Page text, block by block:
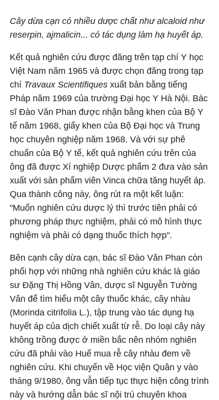
Cây dừa cạn có nhiều dược chất như alcaloid như
reserpin, ajmalicin... có tác dụng làm hạ huyết áp.
Kết quả nghiên cứu được đăng trên tạp chí Y học
Việt Nam năm 1965 và được chọn đăng trong tạp
chí Travaux Scientifiques xuất bản bằng tiếng
Pháp năm 1969 của trường Đại học Y Hà Nội. Bác
sĩ Đào Văn Phan được nhận bằng khen của Bộ Y
tế năm 1968, giấy khen của Bộ Đại học và Trung
học chuyên nghiệp năm 1968. Và với sự phê
chuẩn của Bộ Y tế, kết quả nghiên cứu trên của
ông đã được Xí nghiệp Dược phẩm 2 đưa vào sản
xuất với sản phẩm viên Vinca chữa tăng huyết áp.
Qua thành công này, ông rút ra một kết luận:
"Muốn nghiên cứu dược lý thì trước tiên phải có
phương pháp thực nghiệm, phải có mô hình thực
nghiệm và phải có dạng thuốc thích hợp".
Bên cạnh cây dừa cạn, bác sĩ Đào Văn Phan còn
phối hợp với những nhà nghiên cứu khác là giáo
sư Đặng Thị Hồng Vân, dược sĩ Nguyễn Tường
Vân để tìm hiểu một cây thuốc khác, cây nhàu
(Morinda citrifolia L.), tập trung vào tác dụng hạ
huyết áp của dịch chiết xuất từ rễ. Do loại cây này
không trồng được ở miền bắc nên nhóm nghiên
cứu đã phải vào Huế mua rễ cây nhàu đem về
nghiên cứu. Khi chuyển về Học viện Quân y vào
tháng 9/1980, ông vẫn tiếp tục thực hiện công trình
này và hướng dẫn bác sĩ nội trú chuyên khoa